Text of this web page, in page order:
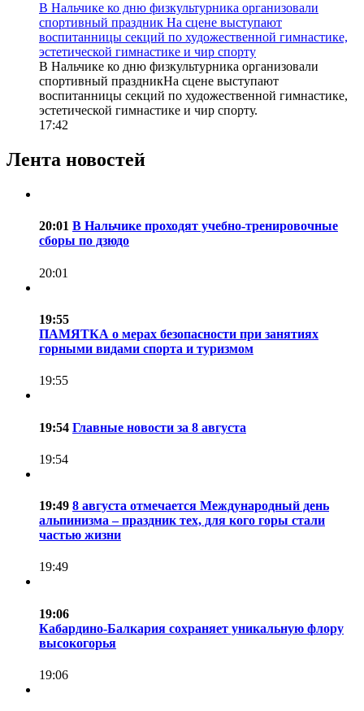
В Нальчике ко дню физкультурника организовали
спортивный праздник На сцене выступают
воспитанницы секций по художественной гимнастике,
эстетической гимнастике и чир спорту
В Нальчике ко дню физкультурника организовали
спортивный праздникНа сцене выступают
воспитанницы секций по художественной гимнастике,
эстетической гимнастике и чир спорту.
17:42
Лента новостей
20:01 В Нальчике проходят учебно-тренировочные
сборы по дзюдо
20:01
19:55
ПАМЯТКА о мерах безопасности при занятиях
горными видами спорта и туризмом
19:55
19:54 Главные новости за 8 августа
19:54
19:49 8 августа отмечается Международный день
альпинизма – праздник тех, для кого горы стали
частью жизни
19:49
19:06
Кабардино-Балкария сохраняет уникальную флору
высокогорья
19:06